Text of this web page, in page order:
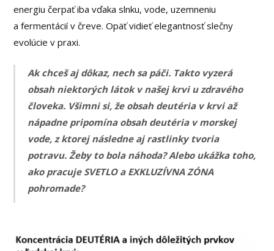
energiu čerpať iba vďaka slnku, vode, uzemneniu
a fermentácií v čreve. Opäť vidieť elegantnosť slečny
evolúcie v praxi.
Ak chceš aj dôkaz, nech sa páči. Takto vyzerá
obsah niektorých látok v našej krvi u zdravého
človeka. Všimni si, že obsah deutéria v krvi až
nápadne pripomína obsah deutéria v morskej
vode, z ktorej následne aj rastlinky tvoria
potravu. Žeby to bola náhoda? Alebo ukážka toho,
ako pracuje SVETLO a EXKLUZÍVNA ZÓNA
pohromade?